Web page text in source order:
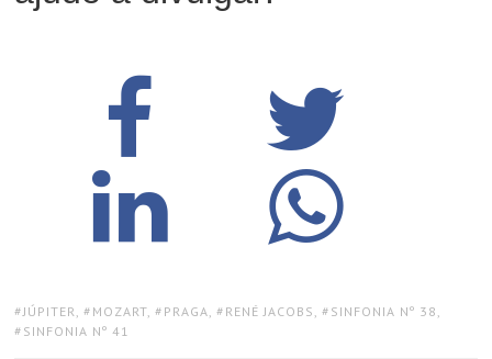
TAGS:
JÚPITER , MOZART , PRAGA , RENÉ JACOBS , SINFONIA Nº 38
SINFONIA Nº 41